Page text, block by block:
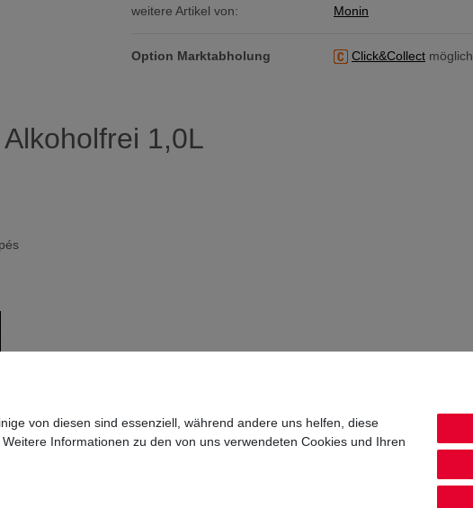
weitere Artikel von:
Monin
Option Marktabholung Click&Collect möglich.
1,0L
von diesen sind essenziell, während andere uns helfen, diese
Informationen zu den von uns verwendeten Cookies und Ihren